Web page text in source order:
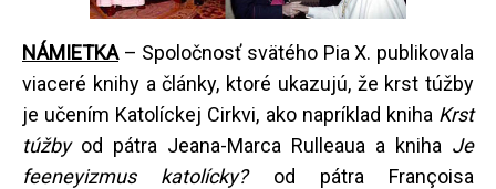
NÁMIETKA– Spoločnosť svätého Pia X. publikovala
viaceré knihy a články, ktoré ukazujú, že krst túžby
je učením Katolíckej Cirkvi, ako napríklad kniha Krst
túžby od pátra Jeana-Marca Rulleaua a kniha Je
feeneyizmus katolícky? od pátra Françoisa